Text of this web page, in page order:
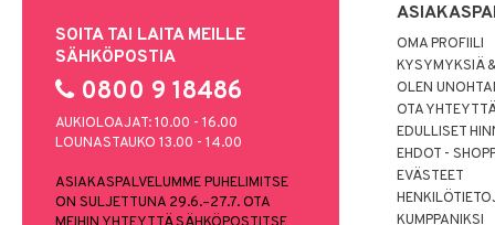
SOITA TAI LAITA MEILLE
SÄHKÖPOSTIA
0800 9 18486
AUKIOLOAJAT: 10.00 - 16.00
LOUNASTAUKO 13.00 - 14.00
ASIAKASPALVELUMME PUHELIMITSE
ON SULJETTUNA 29.6.–27.7. OTA
OMA PROFIILI
KYSYMYKSIÄ
OLEN
OTA
EDULLISET
EHDOT -
EVÄSTEET
KUMPPANIKSI